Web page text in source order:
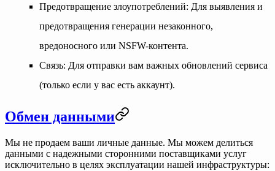
Предотвращение злоупотреблений: Для выявления и
предотвращения генерации незаконного,
вредоносного или NSFW-контента.
Связь: Для отправки вам важных обновлений сервиса
(только если у вас есть аккаунт).
Обмен данными
Мы не продаем ваши личные данные. Мы можем делиться
данными с надежными сторонними поставщиками услуг
исключительно в целях эксплуатации нашей инфраструктуры: